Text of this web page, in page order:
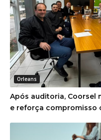
Orleans
Após auditoria, Coorsel
e reforça compromisso